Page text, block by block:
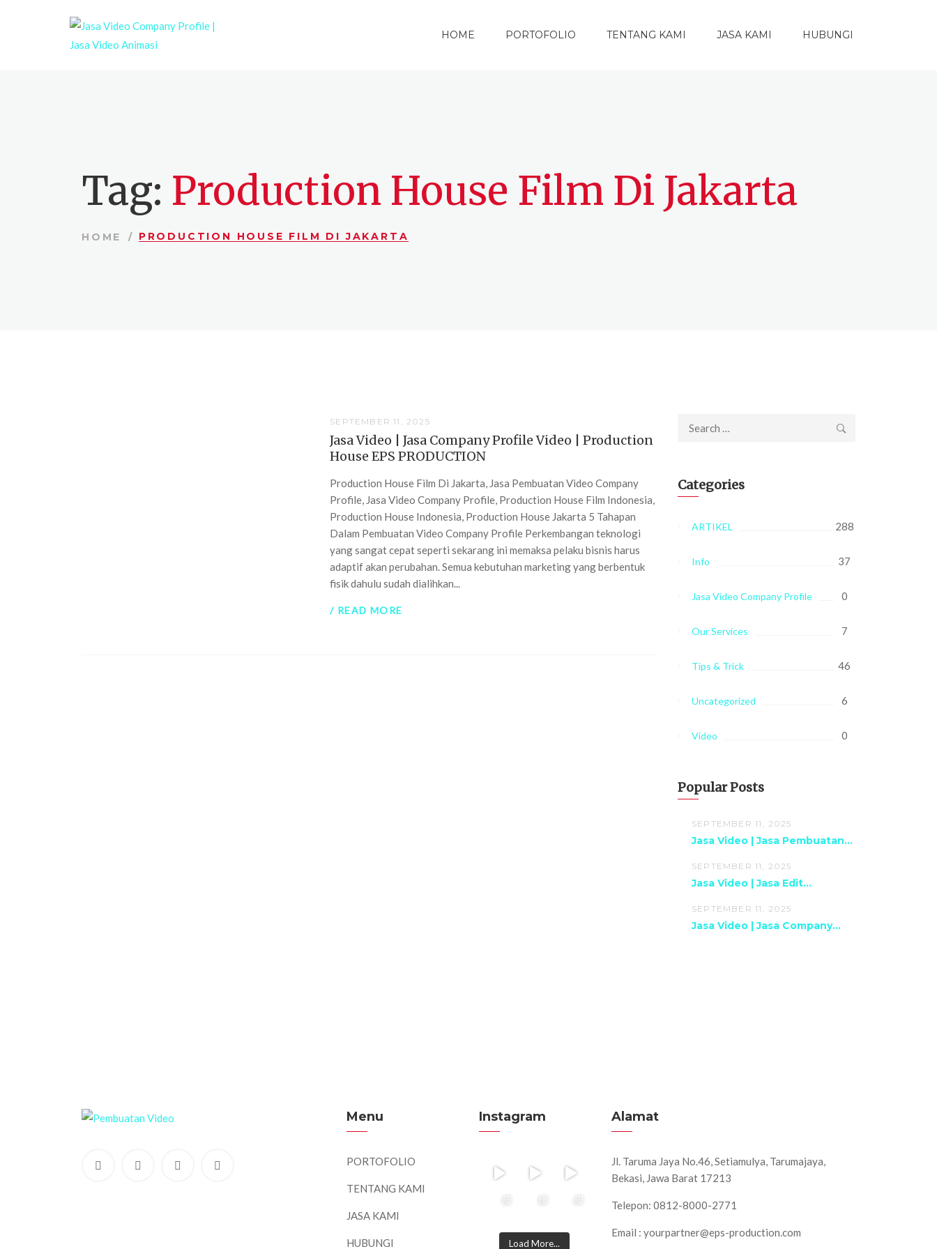
HOME PORTOFOLIO TENTANG KAMI JASA KAMI HUBUNGI
Tag: Production House Film Di Jakarta
HOME PRODUCTION HOUSE FILM DI JAKARTA
SEPTEMBER 11, 2025
Jasa Video | Jasa Company Profile Video | Production
House EPS PRODUCTION
Production House Film Di Jakarta, Jasa Pembuatan Video Company
Profile, Jasa Video Company Profile, Production House Film Indonesia,
Production House Indonesia, Production House Jakarta 5 Tahapan
Dalam Pembuatan Video Company Profile Perkembangan teknologi
yang sangat cepat seperti sekarang ini memaksa pelaku bisnis harus
adaptif akan perubahan. Semua kebutuhan marketing yang berbentuk
fisik dahulu sudah dialihkan...
/ READ MORE
Search
Categories
ARTIKEL 288
Info 37
Jasa Video Company Profile 0
Our Services 7
Tips & Trick 46
Uncategorized 6
Video 0
Popular Posts
SEPTEMBER 11, 2025
Jasa Video | Jasa Pembuatan...
SEPTEMBER 11, 2025
Jasa Video | Jasa Edit...
SEPTEMBER 11, 2025
Jasa Video | Jasa Company...
Menu
PORTOFOLIO
TENTANG KAMI
JASA KAMI
HUBUNGI
Instagram
Load More...
Alamat
Jl. Taruma Jaya No.46, Setiamulya, Tarumajaya,
Bekasi, Jawa Barat 17213
Telepon: 0812-8000-2771
Email : yourpartner@eps-production.com